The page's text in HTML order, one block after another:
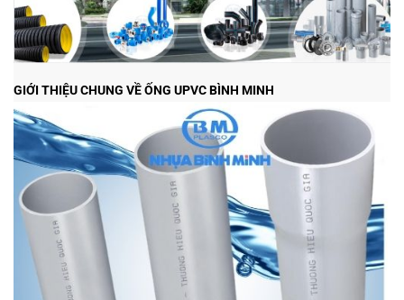
GIỚI THIỆU CHUNG VỀ ỐNG UPVC BÌNH MINH